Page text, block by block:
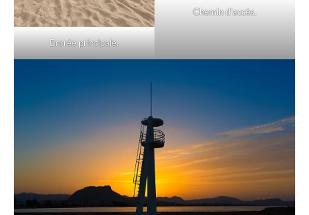
Enrrée principale.
Chemin d’accès.